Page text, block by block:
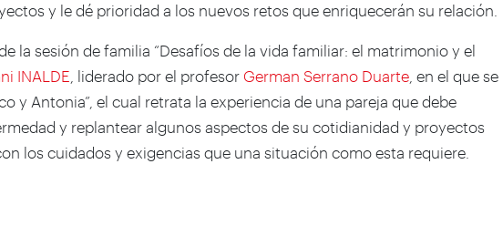
y le dé prioridad a los nuevos retos que enriquecerán su relación.
la sesión de familia “Desafíos de la vida familiar: el matrimonio y el
INALDE , liderado por el profesor German Serrano Duarte , en el que se
y Antonia”, el cual retrata la experiencia de una pareja que debe
y replantear algunos aspectos de su cotidianidad y proyectos
los cuidados y exigencias que una situación como esta requiere.